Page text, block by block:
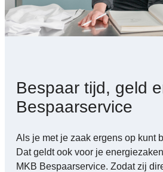
Bespaar tijd, geld
Bespaarservice
Als je met je zaak ergens op kunt
Dat geldt ook voor je
MKB Bespaarservice. Zodat zij